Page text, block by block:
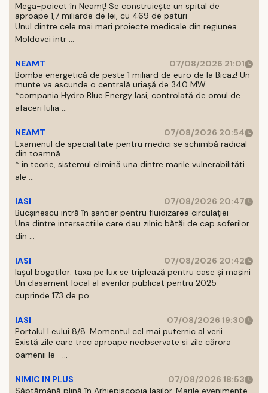
Mega-poiect în Neamț! Se construiește un spital de
aproape 1,7 miliarde de lei, cu 469 de paturi
Unul dintre cele mai mari proiecte medicale din regiunea
Moldovei intr ...
NEAMT
07/08/2026 21:01
Bomba energetică de peste 1 miliard de euro de la Bicaz! Un
munte va ascunde o centrală uriașă de 340 MW
*compania Hydro Blue Energy Iasi, controlată de omul de
afaceri Iulia ...
NEAMT
07/08/2026 20:54
Examenul de specialitate pentru medici se schimbă radical
din toamnă
* in teorie, sistemul elimină una dintre marile vulnerabilităti
ale ...
IASI
07/08/2026 20:47
Bucșinescu intră în șantier pentru fluidizarea circulației
Una dintre intersectiile care dau zilnic bătăi de cap soferilor
din ...
IASI
07/08/2026 20:42
Iașul bogaților: taxa pe lux se triplează pentru case și mașini
Un clasament local al averilor publicat pentru 2025
cuprinde 173 de po ...
IASI
07/08/2026 19:30
Portalul Leului 8/8. Momentul cel mai puternic al verii
Există zile care trec aproape neobservate si zile cărora
oamenii le- ...
NIMIC IN PLUS
07/08/2026 18:53
Săptămână plină în Arhiepiscopia Iașilor. Marile evenimente